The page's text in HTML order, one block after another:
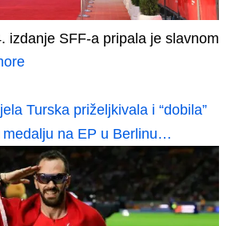
izdanje SFF-a pripala je slavnom
Turska priželjkivala i “dobila”
na EP u Berlinu…